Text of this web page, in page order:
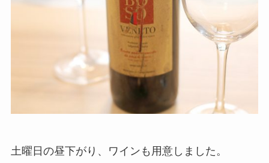
土曜日の昼下がり、ワインも用意しました。